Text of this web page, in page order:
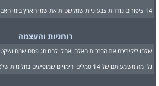
14 ציפורים נודדות צבעוניות שמקשטות את שמי הארץ בימי האביב
רוחניות והעצמה
שלחו ליקיריכם את הברכות האלה ואחלו להם חג פסח שמח ושקט
גלו מה משמעותם של 14 סמלים ודימויים שמופיעים בחלומות שלכם